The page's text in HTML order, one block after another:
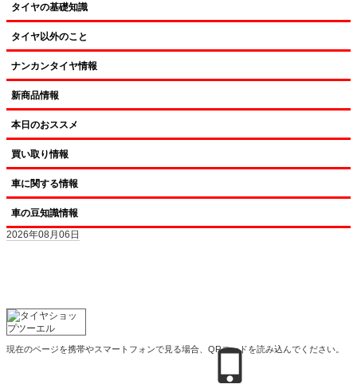
タイヤの基礎知識
タイヤ以外のこと
ナンカンタイヤ情報
新商品情報
本日のおススメ
買い取り情報
車に関する情報
車の豆知識情報
2026年08月06日
現在のページを携帯やスマートフォンで見る場合、QRコードを読み込んでください。